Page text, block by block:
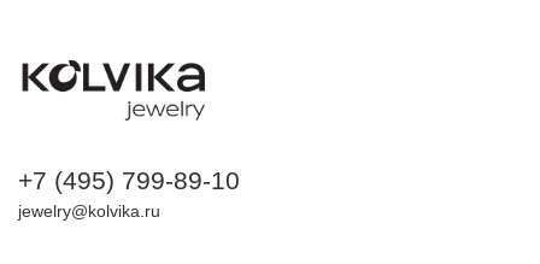
+7 (495) 799-89-10
jewelry@kolvika.ru